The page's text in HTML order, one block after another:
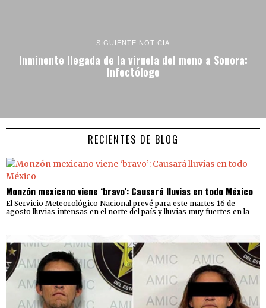
SIGUIENTE NOTICIA
Inminente llegada de la viruela del mono a Sonora:
Infectólogo
RECIENTES DE BLOG
Monzón mexicano viene ‘bravo’: Causará lluvias en todo México
El Servicio Meteorológico Nacional prevé para este martes 16 de
agosto lluvias intensas en el norte del país y lluvias muy fuertes en la